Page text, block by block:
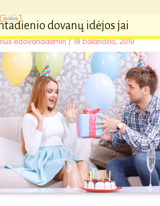
prie
turinio
dovanų idėjos jai
edovanaadmin/18 balandžio, 2019